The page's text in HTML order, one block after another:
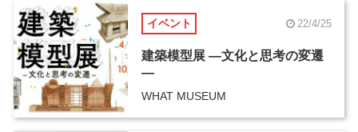
イベント 22/4/25
建築模型展 ―文化と思考の変遷
―
WHAT MUSEUM